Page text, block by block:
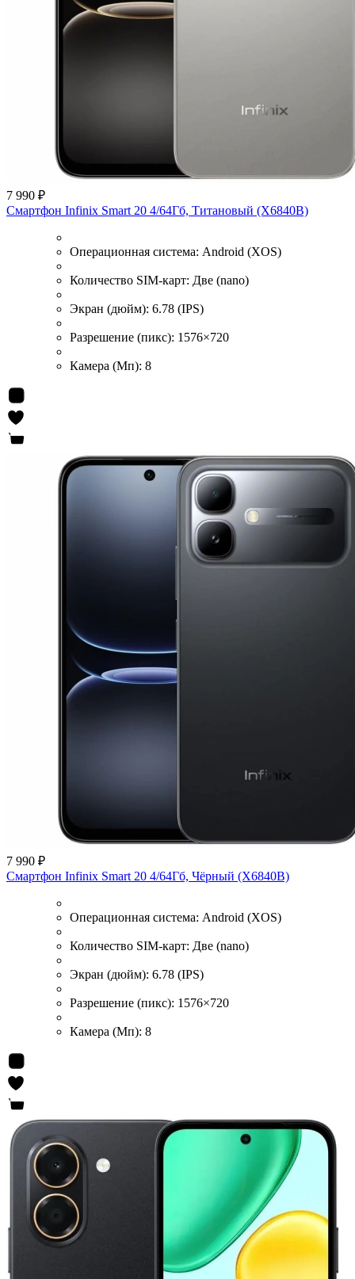
7 990 ₽
Смартфон Infinix Smart 20 4/64Гб, Титановый (X6840B)
Операционная система: Android (XOS)
Количество SIM-карт: Две (nano)
Экран (дюйм): 6.78 (IPS)
Разрешение (пикс): 1576×720
Камера (Мп): 8
7 990 ₽
Смартфон Infinix Smart 20 4/64Гб, Чёрный (X6840B)
Операционная система: Android (XOS)
Количество SIM-карт: Две (nano)
Экран (дюйм): 6.78 (IPS)
Разрешение (пикс): 1576×720
Камера (Мп): 8